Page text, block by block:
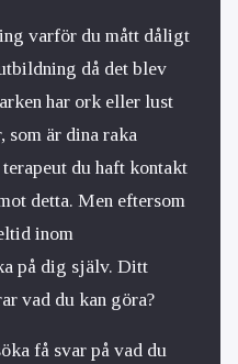
varför du mått dåligt
då det blev
har ork eller lust
som är dina raka
du haft kontakt
detta. Men eftersom
inom
på dig själv. Ditt
vad du kan göra?
få svar på vad du